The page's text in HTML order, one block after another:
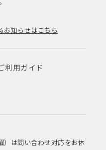
お知らせはこちら
利用ガイド
は問い合わせ対応をお休